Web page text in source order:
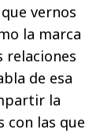
vernos
la marca
relaciones
de esa
la
con las que